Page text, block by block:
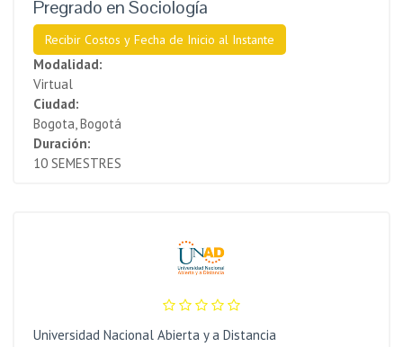
Pregrado en Sociología
Recibir Costos y Fecha de Inicio al Instante
Modalidad:
Virtual
Ciudad:
Bogota, Bogotá
Duración:
10 SEMESTRES
Universidad Nacional Abierta y a Distancia